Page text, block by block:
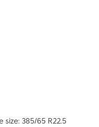
size: 385/65 R22.5